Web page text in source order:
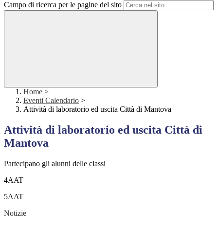
Campo di ricerca per le pagine del sito
Home >
Eventi Calendario >
Attività di laboratorio ed uscita Città di Mantova
Attività di laboratorio ed uscita Città di
Mantova
Partecipano gli alunni delle classi
4AAT
5AAT
Notizie